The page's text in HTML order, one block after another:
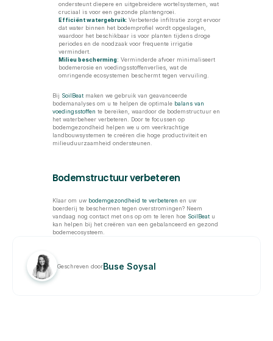
ondersteunt diepere en uitgebreidere wortelsystemen, wat
cruciaal is voor een gezonde plantengroei.
Efficiënt watergebruik: Verbeterde infiltratie zorgt ervoor
dat water binnen het bodemprofiel wordt opgeslagen,
waardoor het beschikbaar is voor planten tijdens droge
periodes en de noodzaak voor frequente irrigatie
vermindert.
Milieu bescherming: Verminderde afvoer minimaliseert
bodemerosie en voedingsstoffenverlies, wat de
omringende ecosystemen beschermt tegen vervuiling.
Bij SoilBeat maken we gebruik van geavanceerde
bodemanalyses om u te helpen de optimale balans van
voedingsstoffen te bereiken, waardoor de bodemstructuur en
het waterbeheer verbeteren. Door te focussen op
bodemgezondheid helpen we u om veerkrachtige
landbouwsystemen te creëren die hoge productiviteit en
milieuduurzaamheid ondersteunen.
Bodemstructuur verbeteren
Klaar om uw bodemgezondheid te verbeteren en uw
boerderij te beschermen tegen overstromingen? Neem
vandaag nog contact met ons op om te leren hoe SoilBeat u
kan helpen bij het creëren van een gebalanceerd en gezond
bodemecosysteem.
Geschreven doorBuse Soysal